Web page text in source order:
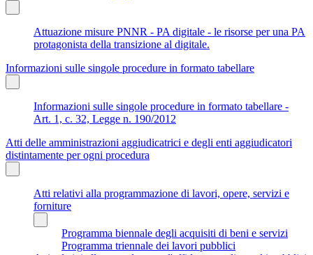
Attuazione misure PNNR - PA digitale - le risorse per una PA
protagonista della transizione al digitale.
Informazioni sulle singole procedure in formato tabellare
Informazioni sulle singole procedure in formato tabellare -
Art. 1, c. 32, Legge n. 190/2012
Atti delle amministrazioni aggiudicatrici e degli enti aggiudicatori
distintamente per ogni procedura
Atti relativi alla programmazione di lavori, opere, servizi e
forniture
Programma biennale degli acquisiti di beni e servizi
Programma triennale dei lavori pubblici